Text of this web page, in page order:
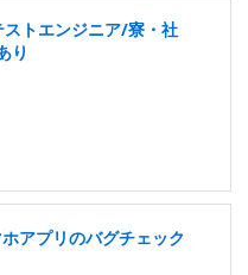
トエンジニア/寮・社
り
アプリのバグチェック